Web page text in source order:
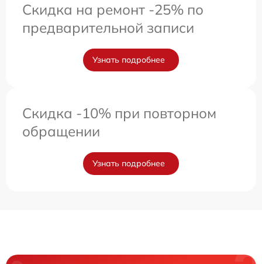
Скидка на ремонт -25% по
предварительной записи
Узнать подробнее
Скидка -10% при повторном
обращении
Узнать подробнее